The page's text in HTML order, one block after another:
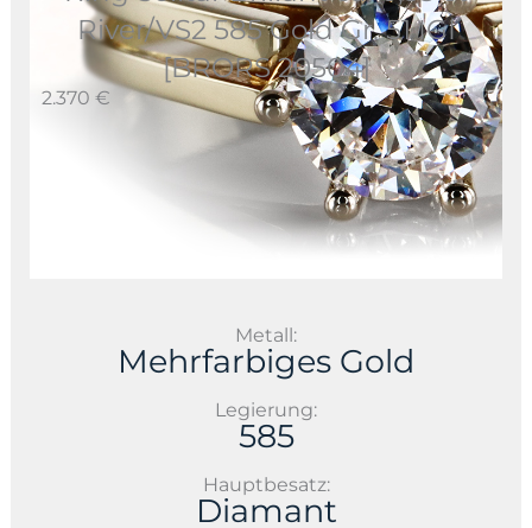
River/VS2 585 Gold Gr. 51 IGI
[BRORS 20504]
2.370 €
Metall:
Mehrfarbiges Gold
Legierung:
585
Hauptbesatz:
Diamant